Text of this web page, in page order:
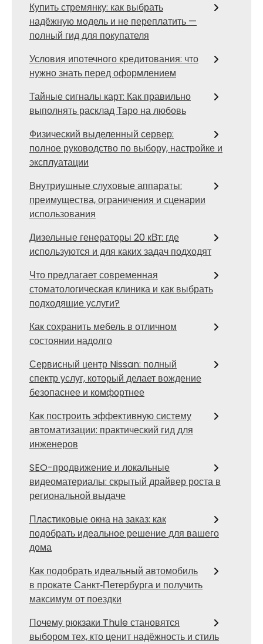
Купить стремянку: как выбрать
надёжную модель и не переплатить —
полный гид для покупателя
Условия ипотечного кредитования: что
нужно знать перед оформлением
Тайные сигналы карт: Как правильно
выполнять расклад Таро на любовь
Физический выделенный сервер:
полное руководство по выбору, настройке и
эксплуатации
Внутриушные слуховые аппараты:
преимущества, ограничения и сценарии
использования
Дизельные генераторы 20 кВт: где
используются и для каких задач подходят
Что предлагает современная
стоматологическая клиника и как выбрать
подходящие услуги?
Как сохранить мебель в отличном
состоянии надолго
Сервисный центр Nissan: полный
спектр услуг, который делает вождение
безопаснее и комфортнее
Как построить эффективную систему
автоматизации: практический гид для
инженеров
SEO-продвижение и локальные
видеоматериалы: скрытый драйвер роста в
региональной выдаче
Пластиковые окна на заказ: как
подобрать идеальное решение для вашего
дома
Как подобрать идеальный автомобиль
в прокате Санкт‑Петербурга и получить
максимум от поездки
Почему рюкзаки Thule становятся
выбором тех, кто ценит надёжность и стиль